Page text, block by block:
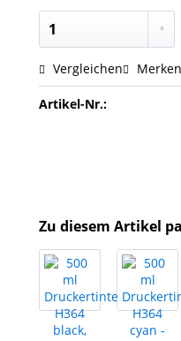
Vergleichen Merken
Artikel-Nr.:
Zu diesem Artikel